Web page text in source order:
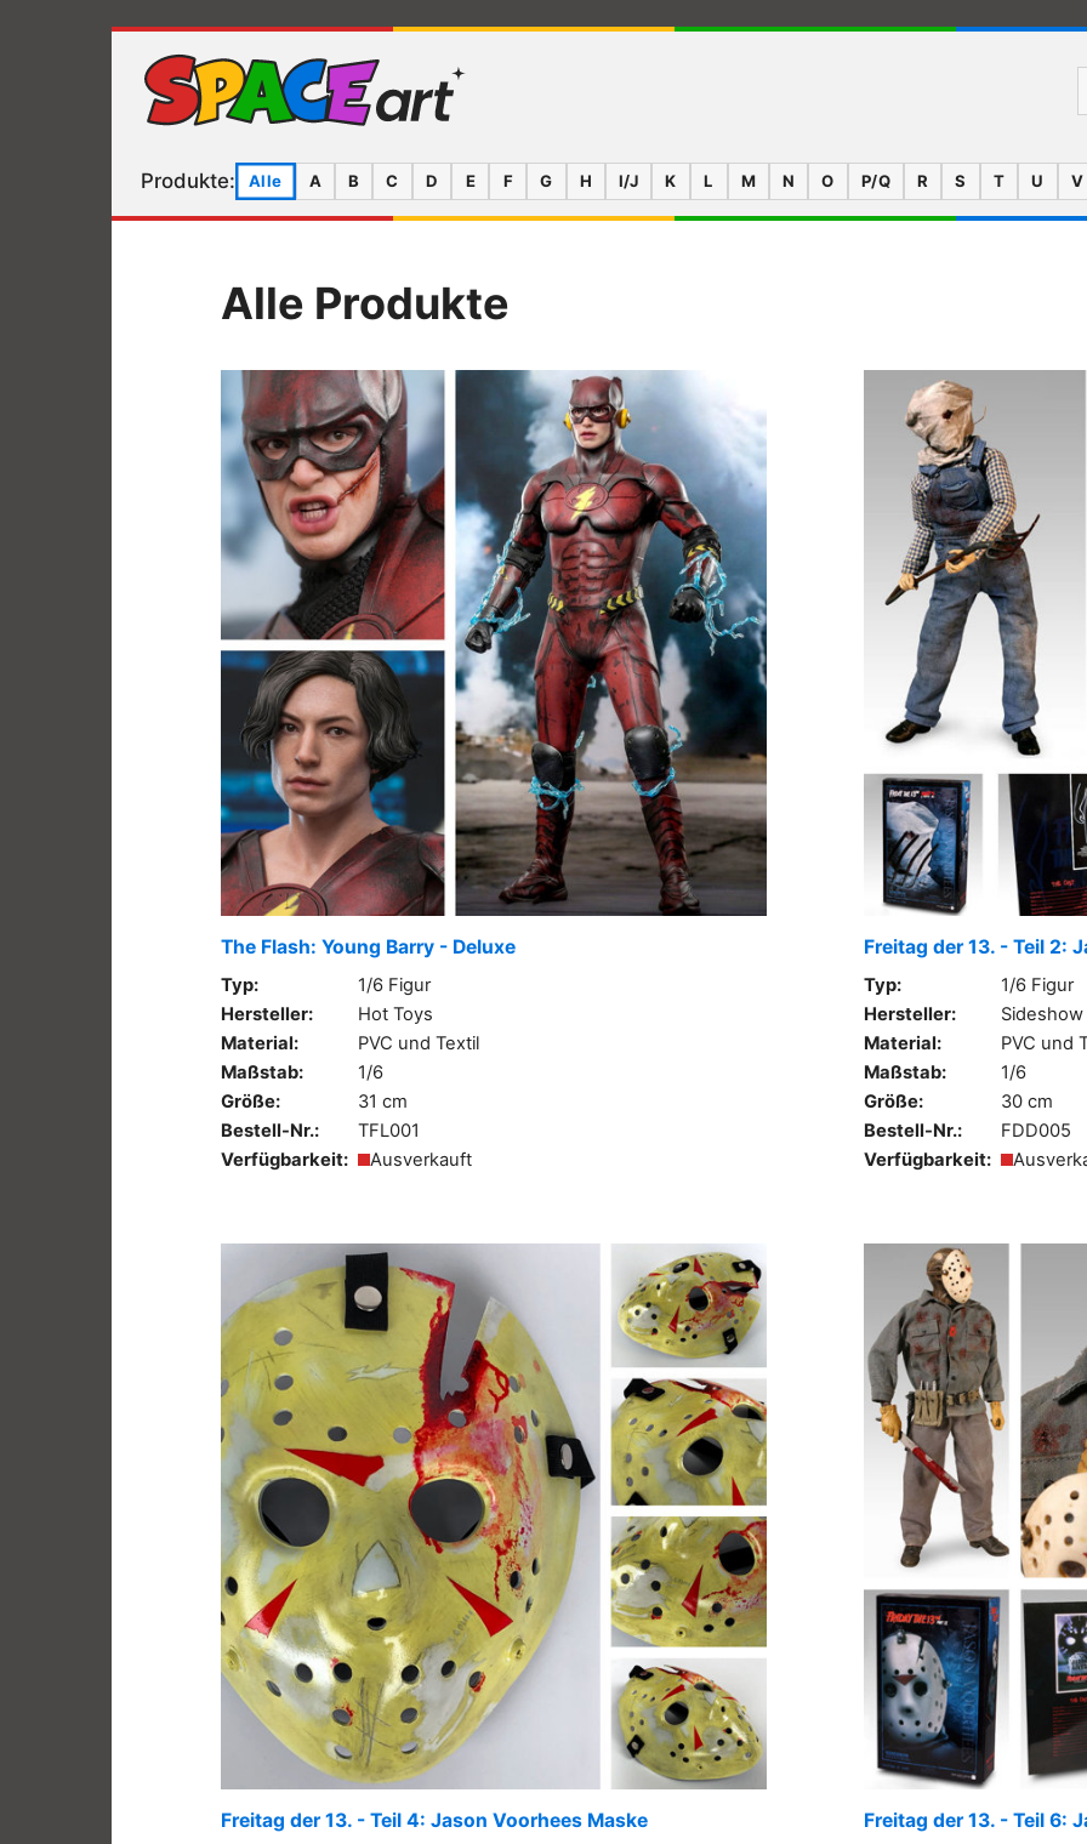
Produkte: Alle A B C D E F G H I/J K L M N O P/Q R S T U V
Alle Produkte
The Flash: Young Barry - Deluxe
Typ:
1/6 Figur
Hersteller:
Hot Toys
Material:
PVC und Textil
Maßstab:
1/6
Größe:
31 cm
Bestell-Nr.:
TFL001
Verfügbarkeit:
Ausverkauft
Freitag der 13. - Teil 2:
Typ:
1/6 Figur
Hersteller:
Sideshow
Material:
PVC und
Maßstab:
1/6
Größe:
30 cm
Bestell-Nr.:
FDD005
Verfügbarkeit:
Freitag der 13. - Teil 4: Jason Voorhees Maske Freitag der 13. - Teil 6: